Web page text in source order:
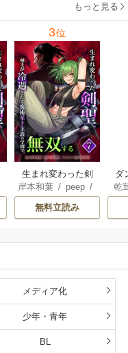
もっと見る
3位
生まれ変わった剣
聖、剣士が冷遇さ
れる魔術至上主義
の学園で無双する
岸本和葉/ peep/
染野静也 /
/taskey STUDI
無料立読み
ダ
込
乾
メディア化
少年・青年
BL